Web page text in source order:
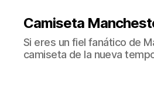
Camiseta
Si eres un fiel fanático de
camiseta de la nueva